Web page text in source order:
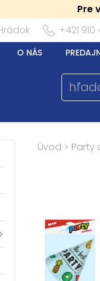
Pre
+421
O NÁS
Úvod > Party